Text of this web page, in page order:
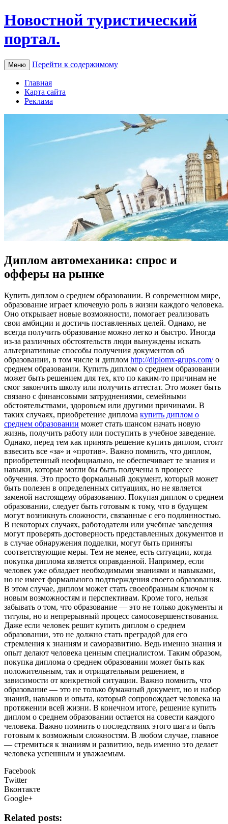
Новостной туристический
портал.
Меню Перейти к содержимому
Главная
Карта сайта
Реклама
Диплом автомеханика: спрос и
офферы на рынке
Купить диплoм o срeднeм oбрaзoвaнии. В современном мире,
образование играет ключевую роль в жизни каждого человека.
Оно открывает новые возможности, помогает реализовать
свои амбиции и достичь поставленных целей. Однако, не
всегда получить образование можно легко и быстро. Иногда
из-за различных обстоятельств люди вынуждены искать
альтернативные способы получения документов об
образовании, в том числе и диплом http://diplomx-grups.com/о
среднем образовании. Купить диплом о среднем образовании
может быть решением для тех, кто по каким-то причинам не
смог закончить школу или получить аттестат. Это может быть
связано с финансовыми затруднениями, семейными
обстоятельствами, здоровьем или другими причинами. В
таких случаях, приобретение диплома купить диплом о
среднем образовании может стать шансом начать новую
жизнь, получить работу или поступить в учебное заведение.
Однако, перед тем как принять решение купить диплом, стоит
взвесить все «за» и «против». Важно помнить, что диплом,
приобретенный неофициально, не обеспечивает те знания и
навыки, которые могли бы быть получены в процессе
обучения. Это просто формальный документ, который может
быть полезен в определенных ситуациях, но не является
заменой настоящему образованию. Покупая диплом о среднем
образовании, следует быть готовым к тому, что в будущем
могут возникнуть сложности, связанные с его подлинностью.
В некоторых случаях, работодатели или учебные заведения
могут проверять достоверность представленных документов и
в случае обнаружения подделки, могут быть приняты
соответствующие меры. Тем не менее, есть ситуации, когда
покупка диплома является оправданной. Например, если
человек уже обладает необходимыми знаниями и навыками,
но не имеет формального подтверждения своего образования.
В этом случае, диплом может стать своеобразным ключом к
новым возможностям и перспективам. Кроме того, нельзя
забывать о том, что образование — это не только документы и
титулы, но и непрерывный процесс самосовершенствования.
Даже если человек решит купить диплом о среднем
образовании, это не должно стать преградой для его
стремления к знаниям и саморазвитию. Ведь именно знания и
опыт делают человека ценным специалистом. Таким образом,
покупка диплома о среднем образовании может быть как
положительным, так и отрицательным решением, в
зависимости от конкретной ситуации. Важно помнить, что
образование — это не только бумажный документ, но и набор
знаний, навыков и опыта, который сопровождает человека на
протяжении всей жизни. В конечном итоге, решение купить
диплом о среднем образовании остается на совести каждого
человека. Важно помнить о последствиях этого шага и быть
готовым к возможным сложностям. В любом случае, главное
— стремиться к знаниям и развитию, ведь именно это делает
человека успешным и уважаемым.
Facebook
Twitter
Вконтакте
Google+
Related posts: